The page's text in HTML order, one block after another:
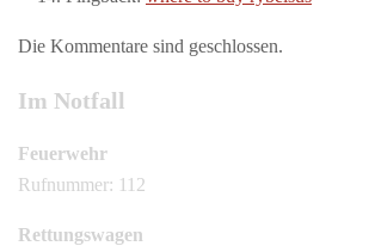
Die Kommentare sind geschlossen.
Im Notfall
Feuerwehr
Rufnummer: 112
Rettungswagen